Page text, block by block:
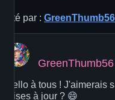
Posté par : GreenThumb56
GreenThumb56
Hello à tous ! J'aimerais
mises à jour ? 😄